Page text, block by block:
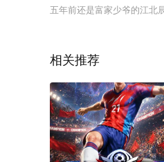
五年前还是富家少爷的江北
相关推荐